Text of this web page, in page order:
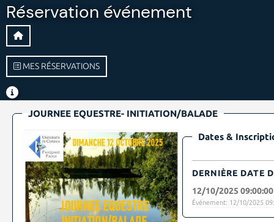
Réservation événement
MES RÉSERVATIONS
JOURNEE EQUESTRE- INITIATION/BALADE
Dates &
DERNIÈRE DATE
12/10/2025 09:00:00
Événement: 12/10/2025